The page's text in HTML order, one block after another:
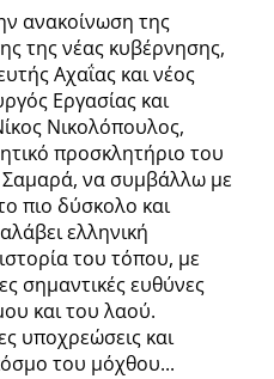
ανακοίνωση της
της νέας κυβέρνησης,
Αχαΐας και νέος
Εργασίας και
Νικολόπουλος,
προσκλητήριο του
να συμβάλλω με
πιο δύσκολο και
ελληνική
του τόπου, με
σημαντικές ευθύνες
και του λαού.
υποχρεώσεις και
του μόχθου...